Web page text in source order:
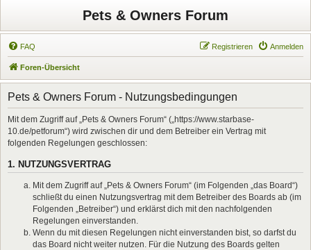
Pets & Owners Forum
FAQ Anmelden
Registrieren
Foren-Übersicht
Pets & Owners Forum - Nutzungsbedingungen
Mit dem Zugriff auf „Pets & Owners Forum“ („https://www.starbase-
10.de/petforum“) wird zwischen dir und dem Betreiber ein Vertrag mit
folgenden Regelungen geschlossen:
1. NUTZUNGSVERTRAG
Mit dem Zugriff auf „Pets & Owners Forum“ (im Folgenden „das Board“)
schließt du einen Nutzungsvertrag mit dem Betreiber des Boards ab (im
Folgenden „Betreiber“) und erklärst dich mit den nachfolgenden
Regelungen einverstanden.
Wenn du mit diesen Regelungen nicht einverstanden bist, so darfst du
das Board nicht weiter nutzen. Für die Nutzung des Boards gelten